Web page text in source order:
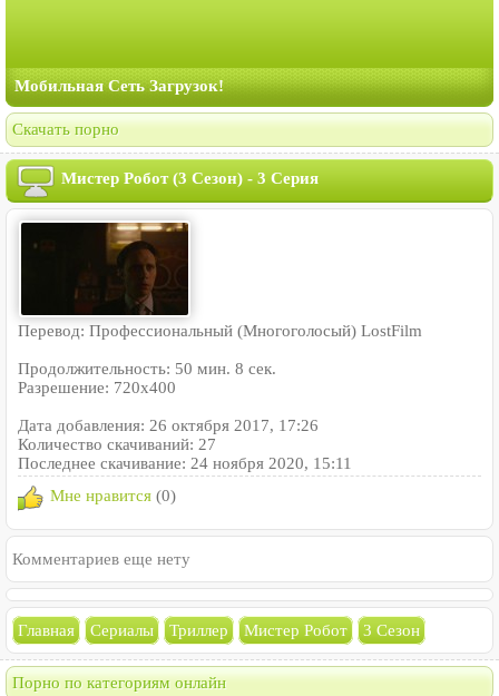
Мобильная Сеть Загрузок!
Скачать порно
Мистер Робот (3 Сезон) - 3 Серия
Перевод: Профессиональный (Многоголосый) LostFilm
Продолжительность: 50 мин. 8 сек.
Разрешение: 720x400
Дата добавления: 26 октября 2017, 17:26
Количество скачиваний: 27
Последнее скачивание: 24 ноября 2020, 15:11
Мне нравится (0)
Комментариев еще нету
Главная Сериалы Триллер Мистер Робот 3 Сезон
Порно по категориям онлайн